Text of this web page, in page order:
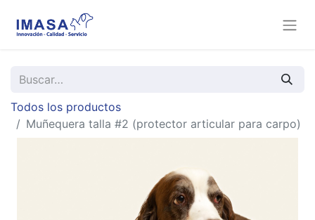
Todos los productos
Muñequera talla #2 (protector articular para carpo)